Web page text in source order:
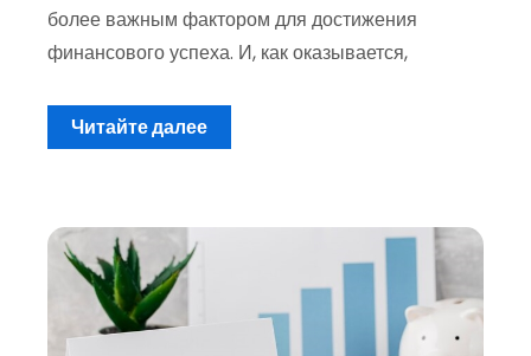
более важным фактором для достижения
финансового успеха. И, как оказывается,
Читайте далее